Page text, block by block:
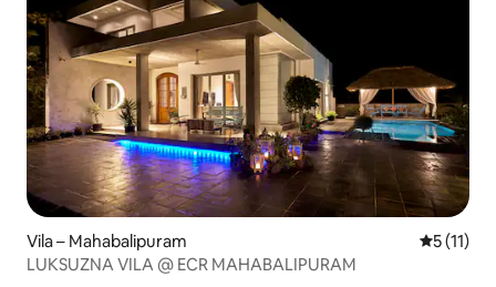
Vila – Mahabalipuram
5 (11)
LUKSUZNA VILA @ ECR MAHABALIPURAM